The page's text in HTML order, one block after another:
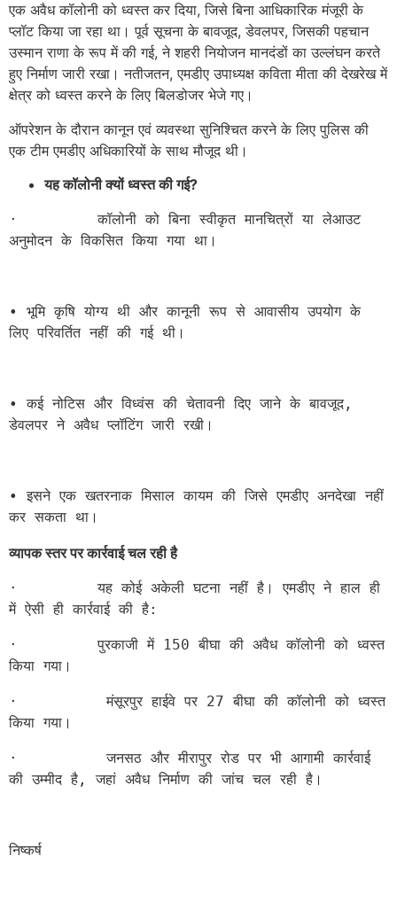
एक अवैध कॉलोनी को ध्वस्त कर दिया, जिसे बिना आधिकारिक मंजूरी के
प्लॉट किया जा रहा था। पूर्व सूचना के बावजूद, डेवलपर, जिसकी पहचान
उस्मान राणा के रूप में की गई, ने शहरी नियोजन मानदंडों का उल्लंघन करते
हुए निर्माण जारी रखा। नतीजतन, एमडीए उपाध्यक्ष कविता मीता की देखरेख में
क्षेत्र को ध्वस्त करने के लिए बिलडोजर भेजे गए।
ऑपरेशन के दौरान कानून एवं व्यवस्था सुनिश्चित करने के लिए पुलिस की
एक टीम एमडीए अधिकारियों के साथ मौजूद थी।
यह कॉलोनी क्यों ध्वस्त की गई?
·         कॉलोनी को बिना स्वीकृत मानचित्रों या लेआउट
अनुमोदन के विकसित किया गया था।
• भूमि कृषि योग्य थी और कानूनी रूप से आवासीय उपयोग के
लिए परिवर्तित नहीं की गई थी।
• कई नोटिस और विध्वंस की चेतावनी दिए जाने के बावजूद,
डेवलपर ने अवैध प्लॉटिंग जारी रखी।
• इसने एक खतरनाक मिसाल कायम की जिसे एमडीए अनदेखा नहीं
कर सकता था।
व्यापक स्तर पर कार्रवाई चल रही है
·         यह कोई अकेली घटना नहीं है। एमडीए ने हाल ही
में ऐसी ही कार्रवाई की है:
·         पुरकाजी में 150 बीघा की अवैध कॉलोनी को ध्वस्त
किया गया।
·          मंसूरपुर हाईवे पर 27 बीघा की कॉलोनी को ध्वस्त
किया गया।
·          जनसठ और मीरापुर रोड पर भी आगामी कार्रवाई
की उम्मीद है, जहां अवैध निर्माण की जांच चल रही है।
निष्कर्ष